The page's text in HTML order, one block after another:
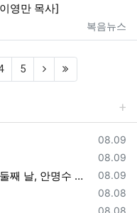
영만 목사]
등록자
복음뉴스
5 (next)
등록일
08.09
등록일
08.09
등록일
08.09
사 강의와 수료식 진행
등록일
08.08
등록일